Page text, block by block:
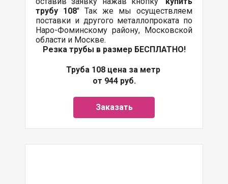
трубу 108" Так же мы осуществляем
поставки и другого металлопроката по
Наро-Фоминскому району, Московской
области и Москве.
Резка трубы в размер БЕСПЛАТНО!
Труба 108 цена за метр
от 944 руб.
Заказать